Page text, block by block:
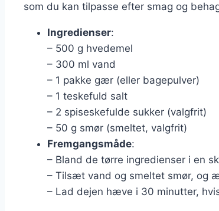
som du kan tilpasse efter smag og
Ingredienser:
– 500 g hvedemel
– 300 ml vand
– 1 pakke gær (eller bagepulver)
– 1 teskefuld salt
– 2 spiseskefulde sukker (valgfrit)
– 50 g smør (smeltet, valgfrit)
Fremgangsmåde:
– Bland de tørre ingredienser i en
– Tilsæt vand og smeltet smør, og
– Lad dejen hæve i 30 minutter,